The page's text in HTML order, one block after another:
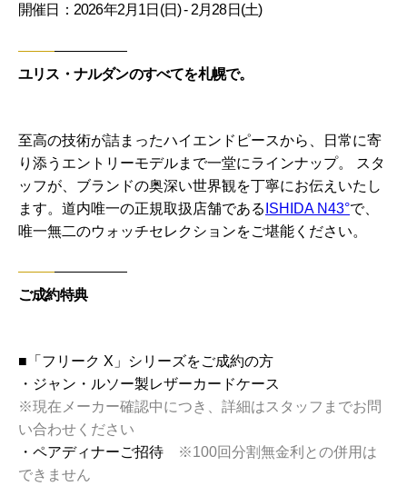
開催日：2026年2月1日(日) - 2月28日(土)
ユリス・ナルダンのすべてを札幌で。
至高の技術が詰まったハイエンドピースから、日常に寄
り添うエントリーモデルまで一堂にラインナップ。 スタ
ッフが、ブランドの奥深い世界観を丁寧にお伝えいたし
ます。道内唯一の正規取扱店舗である ISHIDA N43°で、
唯一無二のウォッチセレクションをご堪能ください。
ご成約特典
■「フリーク X」シリーズをご成約の方
・ジャン・ルソー製レザーカードケース
※現在メーカー確認中につき、詳細はスタッフまでお問
い合わせください
・ペアディナーご招待
※100回分割無金利との併用は
できません